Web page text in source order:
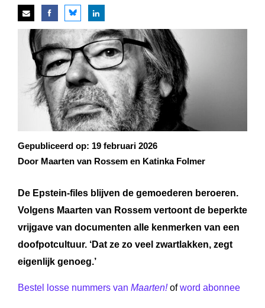
Gepubliceerd op: 19 februari 2026
Door Maarten van Rossem en Katinka Folmer
De Epstein-files blijven de gemoederen beroeren.
Volgens Maarten van Rossem vertoont de beperkte
vrijgave van documenten alle kenmerken van een
doofpotcultuur. ‘Dat ze zo veel zwartlakken, zegt
eigenlijk genoeg.’
Bestel losse nummers van Maarten!ofword abonnee